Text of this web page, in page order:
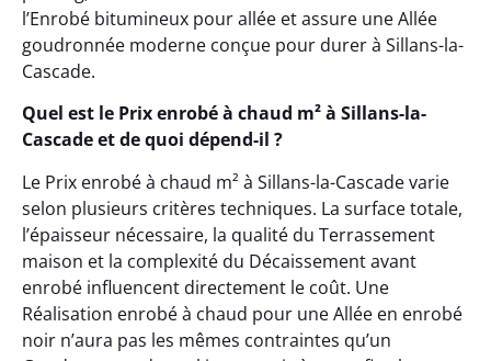
l’Enrobé bitumineux pour allée et assure une Allée
goudronnée moderne conçue pour durer à Sillans-la-
Cascade.
Quel est le Prix enrobé à chaud m² à Sillans-la-
Cascade et de quoi dépend-il ?
Le Prix enrobé à chaud m² à Sillans-la-Cascade varie
selon plusieurs critères techniques. La surface totale,
l’épaisseur nécessaire, la qualité du Terrassement
maison et la complexité du Décaissement avant
enrobé influencent directement le coût. Une
Réalisation enrobé à chaud pour une Allée en enrobé
noir n’aura pas les mêmes contraintes qu’un